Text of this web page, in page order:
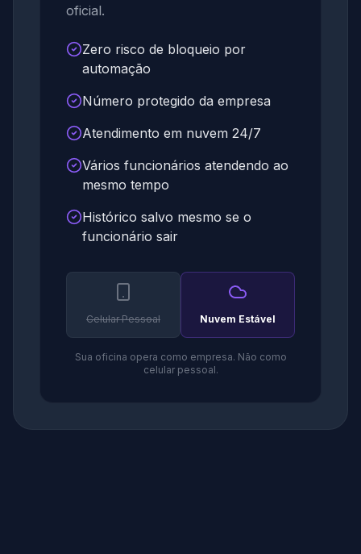
oficial.
Zero risco de bloqueio por
automação
Número protegido da empresa
Atendimento em nuvem 24/7
Vários funcionários atendendo ao
mesmo tempo
Histórico salvo mesmo se o
funcionário sair
Celular Pessoal Nuvem Estável
Sua oficina opera como empresa. Não como
celular pessoal.